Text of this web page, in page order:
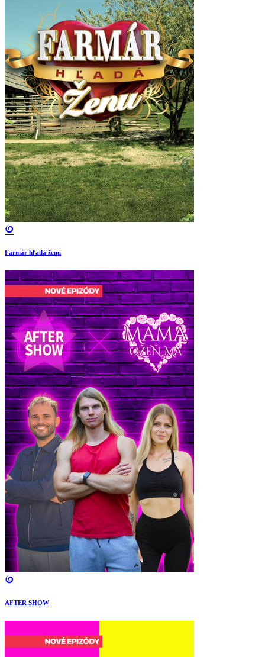
Farmár hľadá ženu
AFTER SHOW